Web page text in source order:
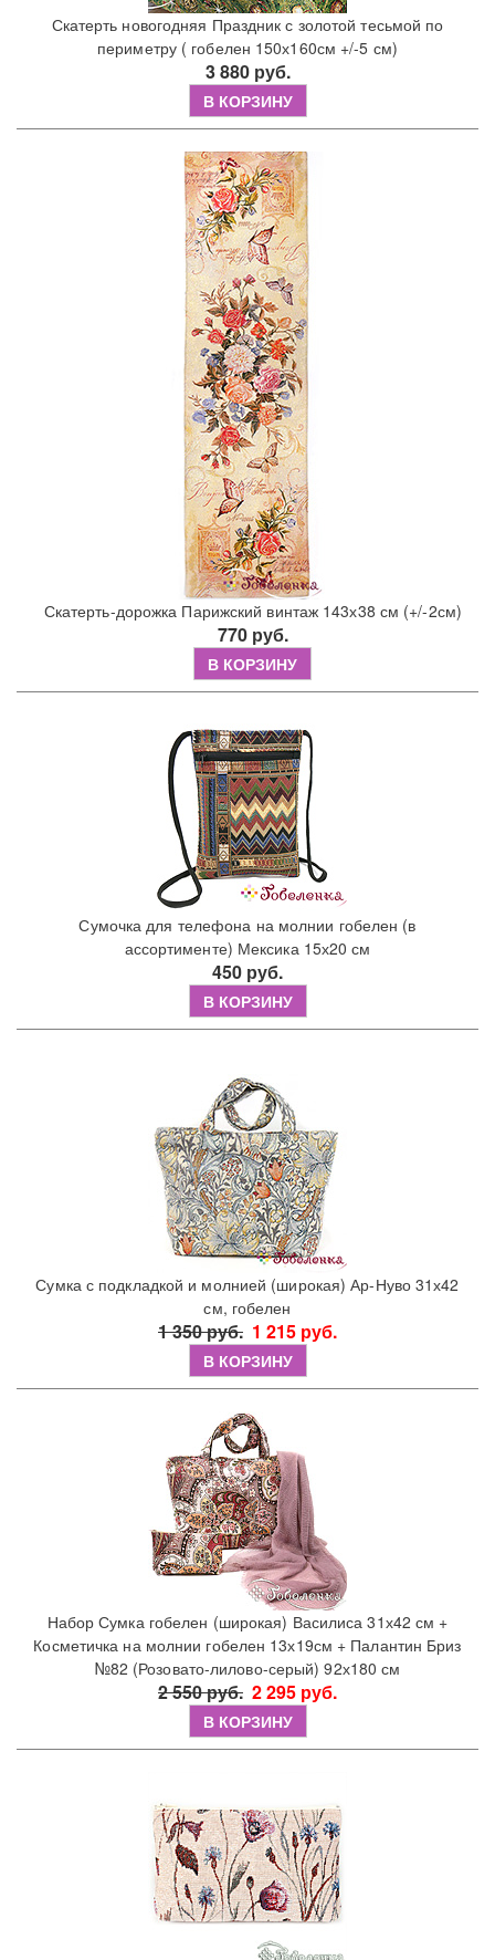
Скатерть новогодняя Праздник с золотой тесьмой по
периметру ( гобелен 150х160см +/-5 см)
3 880 руб.
В КОРЗИНУ
Скатерть-дорожка Парижский винтаж 143х38 см (+/-2см)
770 руб.
В КОРЗИНУ
Сумочка для телефона на молнии гобелен (в
ассортименте) Мексика 15х20 см
450 руб.
В КОРЗИНУ
Сумка с подкладкой и молнией (широкая) Ар-Нуво 31х42
см, гобелен
1 350 руб. 1 215 руб.
В КОРЗИНУ
Набор Сумка гобелен (широкая) Василиса 31х42 см +
Косметичка на молнии гобелен 13х19см + Палантин Бриз
№82 (Розовато-лилово-серый) 92х180 см
2 550 руб. 2 295 руб.
В КОРЗИНУ